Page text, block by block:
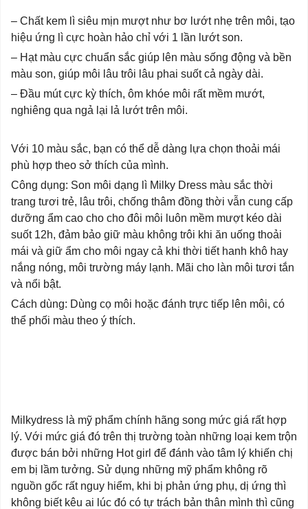
– Chất kem lì siêu mịn mượt như bơ lướt nhẹ trên môi, tạo
hiệu ứng lì cực hoàn hảo chỉ với 1 lần lướt son.
– Hạt màu cực chuẩn sắc giúp lên màu sống động và bền
màu son, giúp môi lâu trôi lâu phai suốt cả ngày dài.
– Đầu mút cực kỳ thích, ôm khóe môi rất mềm mướt,
nghiêng qua ngả lại lả lướt trên môi.
Với 10 màu sắc, bạn có thể dễ dàng lựa chọn thoải mái
phù hợp theo sở thích của mình.
Công dụng: Son môi dạng lì Milky Dress màu sắc thời
trang tươi trẻ, lâu trôi, chống thâm đồng thời vẫn cung cấp
dưỡng ẩm cao cho cho đôi môi luôn mềm mượt kéo dài
suốt 12h, đảm bảo giữ màu không trôi khi ăn uống thoải
mái và giữ ẩm cho môi ngay cả khi thời tiết hanh khô hay
nắng nóng, môi trường máy lạnh. Mãi cho làn môi tươi tắn
và nổi bật.
Cách dùng: Dùng cọ môi hoặc đánh trực tiếp lên môi, có
thể phối màu theo ý thích.
Milkydress là mỹ phẩm chính hãng song mức giá rất hợp
lý. Với mức giá đó trên thị trường toàn những loại kem trộn
được bán bởi những Hot girl để đánh vào tâm lý khiến chị
em bị lầm tưởng. Sử dụng những mỹ phẩm không rõ
nguồn gốc rất nguy hiểm, khi bị phản ứng phụ, dị ứng thì
không biết kêu ai lúc đó có tự trách bản thân mình thì cũng